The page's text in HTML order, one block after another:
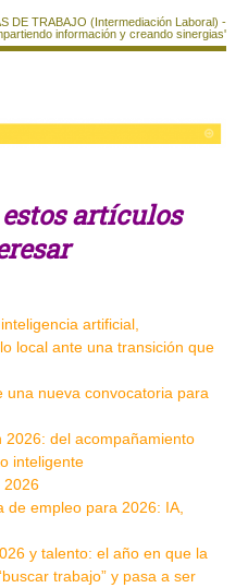
DE TRABAJO (Intermediación Laboral) -
información y creando sinergias'
artículos
artificial,
local ante una transición que
una nueva convocatoria para
2026: del acompañamiento
inteligente
2026
de empleo para 2026: IA,
y talento: el año en que la
trabajo” y pasa a ser